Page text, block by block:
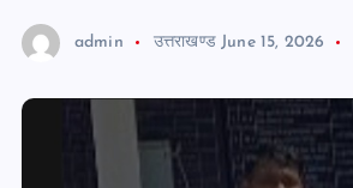
admin उत्तराखण्ड June 15, 2026